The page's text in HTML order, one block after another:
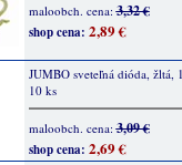
maloobch. cena:3,32 €
shop cena: 2,89 €
JUMBO sveteľná dióda, žltá,
10 ks
maloobch. cena:3,09 €
shop cena: 2,69 €